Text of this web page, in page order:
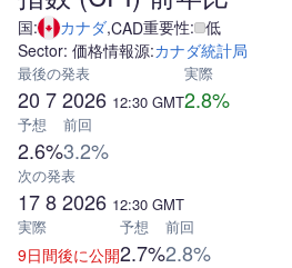
国: カナダ,CAD重要性: 低
Sector: 価格情報源:カナダ統計局
最後の発表
20 7 2026 12:30 GMT
実際
2.8%
予想
2.6%
前回
3.2%
次の発表
17 8 2026 12:30 GMT
実際
9日間後に公開
予想
2.7%
前回
2.8%